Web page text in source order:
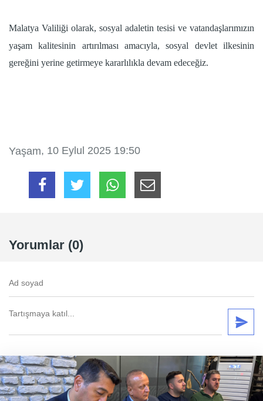
Malatya Valiliği olarak, sosyal adaletin tesisi ve vatandaşlarımızın
yaşam kalitesinin artırılması amacıyla, sosyal devlet ilkesinin
gereğini yerine getirmeye kararlılıkla devam edeceğiz.
Yaşam, 10 Eylul 2025 19:50
Yorumlar (0)